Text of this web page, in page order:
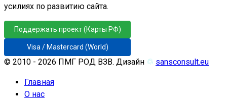
усилиях по развитию сайта.
Поддержать проект (Карты РФ)
Visa / Mastercard (World)
© 2010 - 2026 ПМГ РОД ВЗВ. Дизайн ♲ sansconsult.eu
Главная
О нас